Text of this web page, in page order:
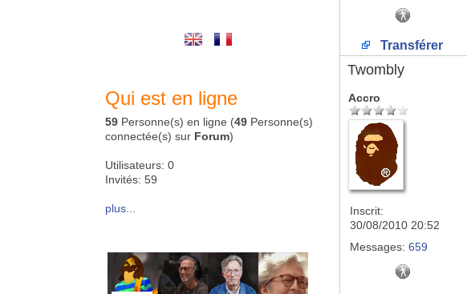
Qui est en ligne
59 Personne(s) en ligne (49 Personne(s)
connectée(s) sur Forum)
Utilisateurs: 0
Invités: 59
plus...
Transférer
Twombly
Accro
Inscrit:
30/08/2010 20:52
Messages: 659